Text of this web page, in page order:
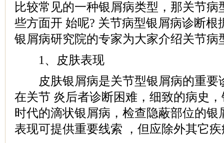
比较常见的一种银屑病类型，那关节病
些方面开 始呢? 关节病型银屑病诊断根
银屑病研究院的专家为大家介绍关节病
1、皮肤表现
皮肤银屑病是关节型银屑病的重要
在关节 炎后者诊断困难，细致的病史
时代的滴状银屑病，检查隐蔽部位的银
表现可提供重要线索 ，但应除外其它